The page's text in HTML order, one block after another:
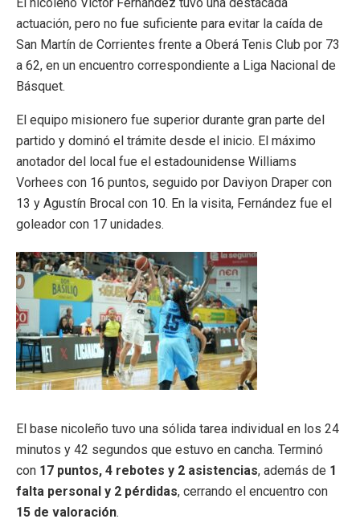
El nicoleño Víctor Fernández tuvo una destacada
actuación, pero no fue suficiente para evitar la caída de
San Martín de Corrientes frente a Oberá Tenis Club por 73
a 62, en un encuentro correspondiente a Liga Nacional de
Básquet.
El equipo misionero fue superior durante gran parte del
partido y dominó el trámite desde el inicio. El máximo
anotador del local fue el estadounidense Williams
Vorhees con 16 puntos, seguido por Daviyon Draper con
13 y Agustín Brocal con 10. En la visita, Fernández fue el
goleador con 17 unidades.
El base nicoleño tuvo una sólida tarea individual en los 24
minutos y 42 segundos que estuvo en cancha. Terminó
con 17 puntos, 4 rebotes y 2 asistencias, además de 1
falta personal y 2 pérdidas, cerrando el encuentro con
15 de valoración.